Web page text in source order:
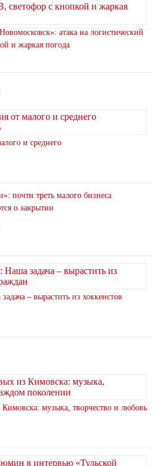
атака на логистический
и жаркая погода
и среднего
почти треть малого бизнеса
о закрытии
– вырастить из хоккеистов
музыка, творчество и любовь